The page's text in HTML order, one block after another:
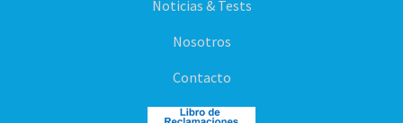
Noticias & Tests
Nosotros
Contacto